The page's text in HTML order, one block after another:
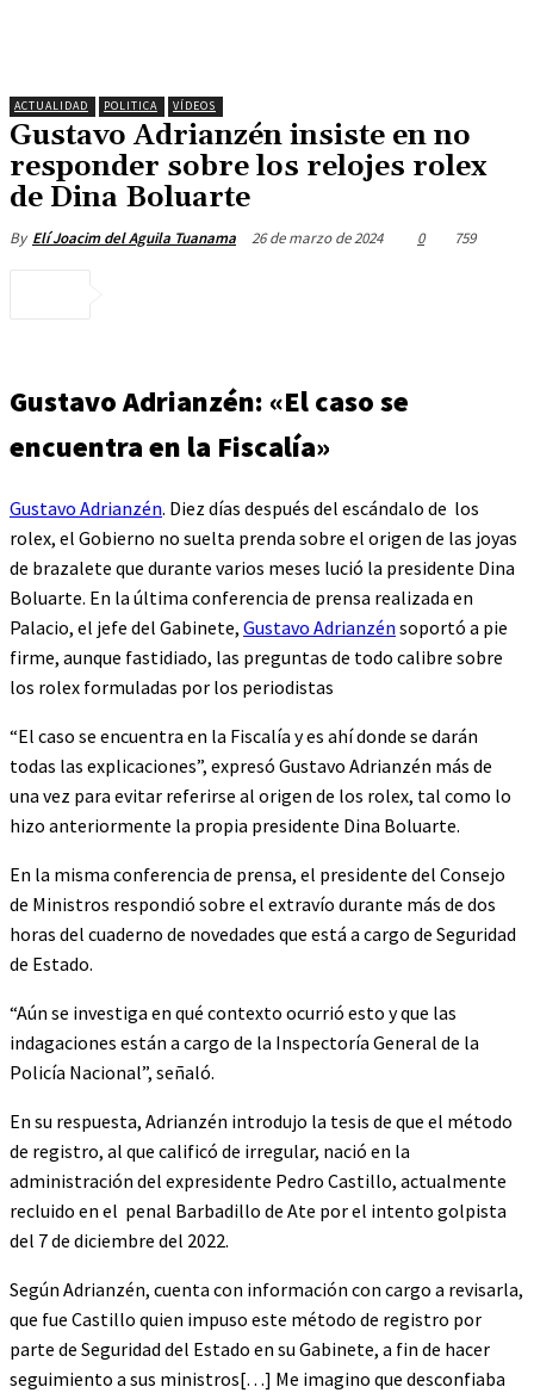
ACTUALIDAD POLITICA VÍDEOS
Gustavo Adrianzén insiste en no
responder sobre los relojes rolex
de Dina Boluarte
By Elí Joacim del Aguila Tuanama 26 de marzo de 2024 0 759
Gustavo Adrianzén: «El caso se
encuentra en la Fiscalía»
Gustavo Adrianzén. Diez días después del escándalo de los
rolex, el Gobierno no suelta prenda sobre el origen de las joyas
de brazalete que durante varios meses lució la presidente Dina
Boluarte. En la última conferencia de prensa realizada en
Palacio, el jefe del Gabinete, Gustavo Adrianzén soportó a pie
firme, aunque fastidiado, las preguntas de todo calibre sobre
los rolex formuladas por los periodistas
“El caso se encuentra en la Fiscalía y es ahí donde se darán
todas las explicaciones”, expresó Gustavo Adrianzén más de
una vez para evitar referirse al origen de los rolex, tal como lo
hizo anteriormente la propia presidente Dina Boluarte.
En la misma conferencia de prensa, el presidente del Consejo
de Ministros respondió sobre el extravío durante más de dos
horas del cuaderno de novedades que está a cargo de Seguridad
de Estado.
“Aún se investiga en qué contexto ocurrió esto y que las
indagaciones están a cargo de la Inspectoría General de la
Policía Nacional”, señaló.
En su respuesta, Adrianzén introdujo la tesis de que el método
de registro, al que calificó de irregular, nació en la
administración del expresidente Pedro Castillo, actualmente
recluido en el penal Barbadillo de Ate por el intento golpista
del 7 de diciembre del 2022.
Según Adrianzén, cuenta con información con cargo a revisarla,
que fue Castillo quien impuso este método de registro por
parte de Seguridad del Estado en su Gabinete, a fin de hacer
seguimiento a sus ministros[…] Me imagino que desconfiaba